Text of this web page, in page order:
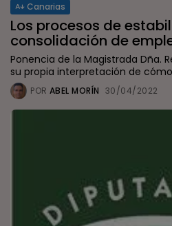
Canarias
Los procesos de
consolidación de
Ponencia de la Magistrada Dña.
su propia interpretación de cómo
POR ABEL MORÍN 30/04/2022